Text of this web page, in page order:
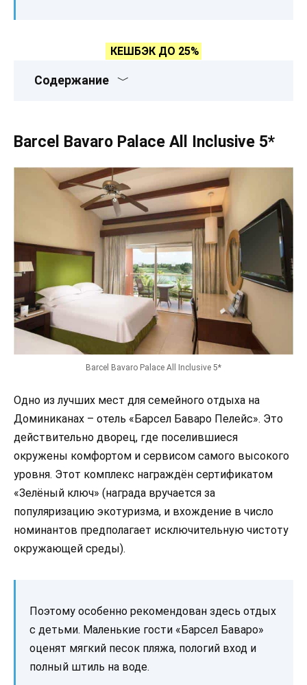
КЕШБЭК ДО 25%
Содержание
Barcel Bavaro Palace All Inclusive 5*
Barcel Bavaro Palace All Inclusive 5*
Одно из лучших мест для семейного отдыха на
Доминиканах – отель «Барсел Баваро Пелейс». Это
действительно дворец, где поселившиеся
окружены комфортом и сервисом самого высокого
уровня. Этот комплекс награждён сертификатом
«Зелёный ключ» (награда вручается за
популяризацию экотуризма, и вхождение в число
номинантов предполагает исключительную чистоту
окружающей среды).
Поэтому особенно рекомендован здесь отдых
с детьми. Маленькие гости «Барсел Баваро»
оценят мягкий песок пляжа, пологий вход и
полный штиль на воде.